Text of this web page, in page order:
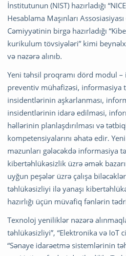
İnstitutunun (NIST) hazırladığı
Hesablama Maşınları
Cəmiyyətinin birgə hazırladığı
kurikulum tövsiyələri” kimi
və nəzərə alınıb.
Yeni təhsil proqramı dörd modul
preventiv mühafizəsi, informasiya
insidentlərinin aşkarlanması,
insidentlərinin idarə edilməsi,
həllərinin planlaşdırılması və
kompetensiyalarını əhatə edir.
məzunları gələcəkdə informasiya
kibertəhlükəsizlik üzrə əmək
uyğun peşələr üzrə çalışa
təhlükəsizliyi ilə yanaşı
hazırlığı üçün müvafiq fənlərin
Texnoloj yeniliklər nəzərə
təhlükəsizliyi”, “Elektronika və IoT
“Sənaye idarəetmə sistemlərinin